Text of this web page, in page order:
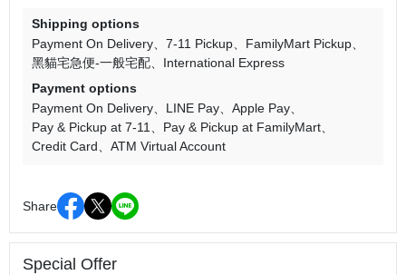
Shipping options
Payment On Delivery
7-11 Pickup
FamilyMart Pickup
黑貓宅急便-一般宅配
International Express
Payment options
Payment On Delivery
LINE Pay
Apple Pay
Pay & Pickup at 7-11
Pay & Pickup at FamilyMart
Credit Card
ATM Virtual Account
Share
Special Offer